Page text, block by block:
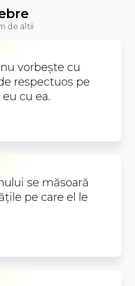
de altii
vorbește cu
respectuos pe
cu ea.
se măsoară
pe care el le